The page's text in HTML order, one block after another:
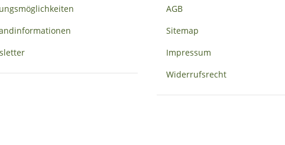
AGB
Sitemap
Impressum
Widerrufsrecht